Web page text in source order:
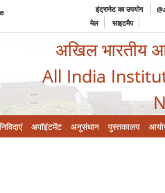
इंट्रानेट का उपयोग
मेल
साइटमैप
अखिल भारतीय
All India
निविदाएं अपॉइंटमेंट अनुसंधान पुस्तकालय